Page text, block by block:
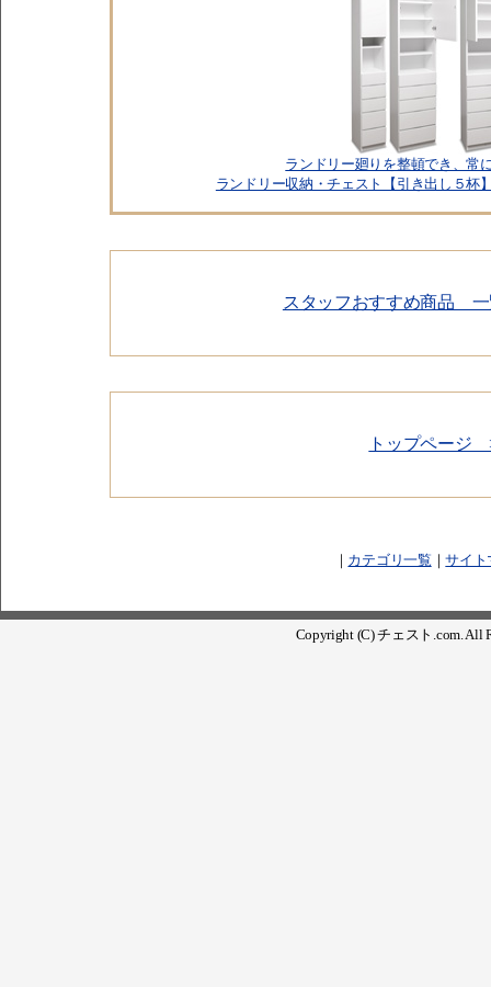
ランドリー廻りを整頓でき、常
ランドリー収納・チェスト【引き出し５
スタッフおすすめ商品
トップページ
｜ カテゴリ一覧 ｜サイト
Copyright (C) チェスト.com. All